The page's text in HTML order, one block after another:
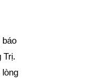
báo
Trị.
lòng